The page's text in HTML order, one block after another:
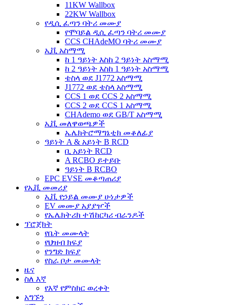
11KW Wallbox
22KW Wallbox
የዲሲ ፈጣን ባትሪ መሙያ
የሞባይል ዲሲ ፈጣን ባትሪ መሙያ
CCS CHAdeMO ባትሪ መሙያ
ኢቪ አስማሚ
ከ 1 ዓይነት እስከ 2 ዓይነት አስማሚ
ከ 2 ዓይነት እስከ 1 ዓይነት አስማሚ
ቴስላ ወደ J1772 አስማሚ
J1772 ወደ ቴስላ አስማሚ
CCS 1 ወደ CCS 2 አስማሚ
CCS 2 ወደ CCS 1 አስማሚ
CHAdemo ወደ GB/T አስማሚ
ኢቪ መለዋወጫዎች
ኤሌክትሮማግኔቲክ መቆለፊያ
ዓይነት A & አይነት B RCD
ቢ አይነት RCD
A RCBO ይተይቡ
ዓይነት B RCBO
EPC EVSE መቆጣጠሪያ
የኢቪ መመሪያ
ኢቪ የኃይል መሙያ ሁነታዎች
EV መሙያ አያያዦች
የኤሌክትሪክ ተሽከርካሪ ብራንዶች
ፕሮጀክት
የቤት መሙላት
የህዝብ ክፍያ
የንግድ ክፍያ
የስራ ቦታ መሙላት
ዜና
ስለ እኛ
የእኛ የምስክር ወረቀት
አግኙን